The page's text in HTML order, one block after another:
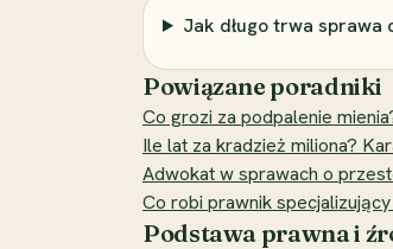
Jak długo trwa sprawa
Powiązane poradniki
Co grozi za podpalenie
Ile lat za kradzież miliona?
Adwokat w sprawach o
Co robi prawnik
Podstawa prawna i